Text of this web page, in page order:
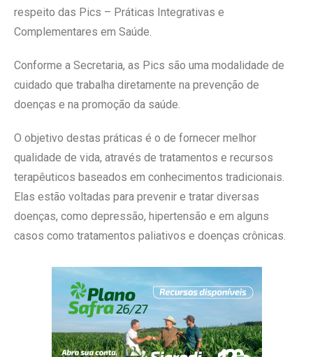
respeito das Pics – Práticas Integrativas e
Complementares em Saúde.
Conforme a Secretaria, as Pics são uma modalidade de
cuidado que trabalha diretamente na prevenção de
doenças e na promoção da saúde.
O objetivo destas práticas é o de fornecer melhor
qualidade de vida, através de tratamentos e recursos
terapêuticos baseados em conhecimentos tradicionais.
Elas estão voltadas para prevenir e tratar diversas
doenças, como depressão, hipertensão e em alguns
casos como tratamentos paliativos e doenças crônicas.